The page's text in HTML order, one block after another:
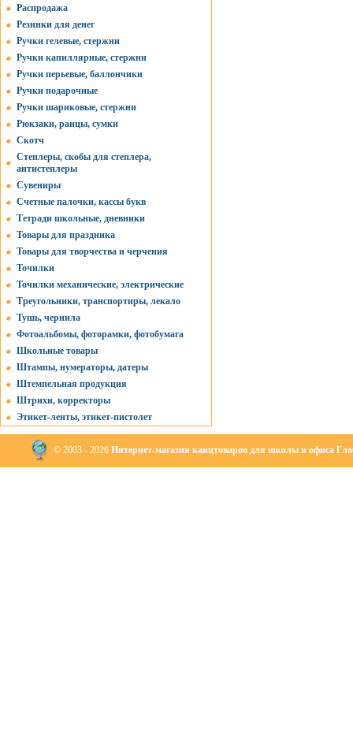
Распродажа
Резинки для денег
Ручки гелевые, стержни
Ручки капиллярные, стержни
Ручки перьевые, баллончики
Ручки подарочные
Ручки шариковые, стержни
Рюкзаки, ранцы, сумки
Скотч
Степлеры, скобы для степлера,
антистеплеры
Сувениры
Счетные палочки, кассы букв
Тетради школьные, дневники
Товары для праздника
Товары для творчества и черчения
Точилки
Точилки механические, электрические
Треугольники, транспортиры, лекало
Тушь, чернила
Фотоальбомы, фоторамки, фотобумага
Школьные товары
Штампы, нумераторы, датеры
Штемпельная продукция
Штрихи, корректоры
Этикет-ленты, этикет-пистолет
© 2003 - 2026 Интернет-магазин канцтоваров для школы и офиса